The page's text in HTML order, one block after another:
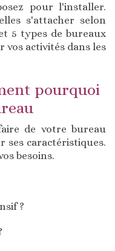
pour l'installer.
s'attacher selon
5 types de bureaux
activités dans les
pourquoi
de votre bureau
ses caractéristiques.
besoins.
?